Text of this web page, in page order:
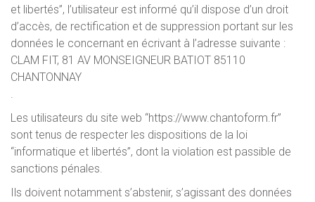
et libertés”, l’utilisateur est informé qu’il dispose d’un droit
d’accès, de rectification et de suppression portant sur les
données le concernant en écrivant à l’adresse suivante :
CLAM FIT, 81 AV MONSEIGNEUR BATIOT 85110
CHANTONNAY
.
Les utilisateurs du site web “https://www.chantoform.fr”
sont tenus de respecter les dispositions de la loi
“informatique et libertés”, dont la violation est passible de
sanctions pénales.
Ils doivent notamment s’abstenir, s’agissant des données